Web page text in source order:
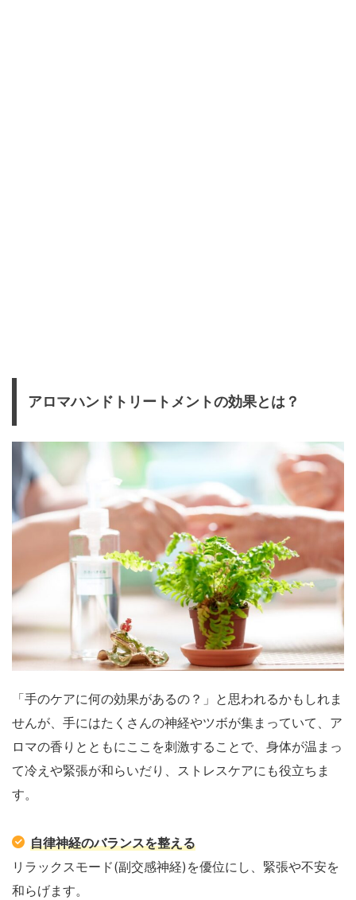
アロマハンドトリートメントの効果とは？
「手のケアに何の効果があるの？」と思われるかもしれま
せんが、手にはたくさんの神経やツボが集まっていて、ア
ロマの香りとともにここを刺激することで、身体が温まっ
て冷えや緊張が和らいだり、ストレスケアにも役立ちま
す。
自律神経のバランスを整える
リラックスモード(副交感神経)を優位にし、緊張や不安を
和らげます。